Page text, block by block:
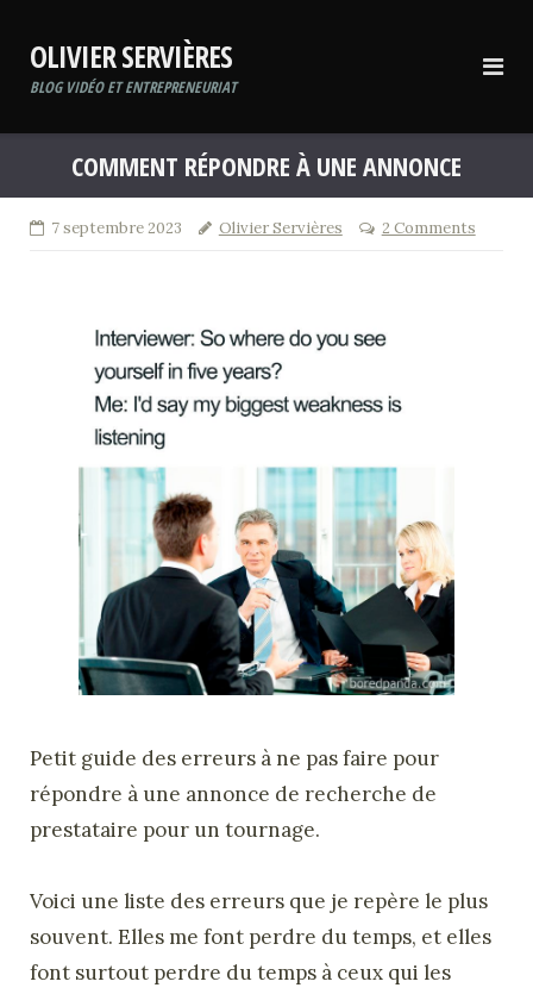
contentOLIVIER SERVIÈRES
BLOG VIDÉO ET ENTREPRENEURIAT
COMMENT RÉPONDRE À UNE ANNONCE
7 septembre 2023 Olivier Servières 2 Comments
Petit guide des erreurs à ne pas faire pour
répondre à une annonce de recherche de
prestataire pour un tournage.
Voici une liste des erreurs que je repère le plus
souvent. Elles me font perdre du temps, et elles
font surtout perdre du temps à ceux qui les